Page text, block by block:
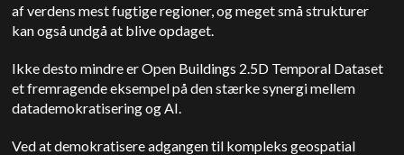
af verdens mest fugtige regioner, og meget små strukturer
kan også undgå at blive opdaget.
Ikke desto mindre er Open Buildings 2.5D Temporal Dataset
et fremragende eksempel på den stærke synergi mellem
datademokratisering og AI.
Ved at demokratisere adgangen til kompleks geospatial